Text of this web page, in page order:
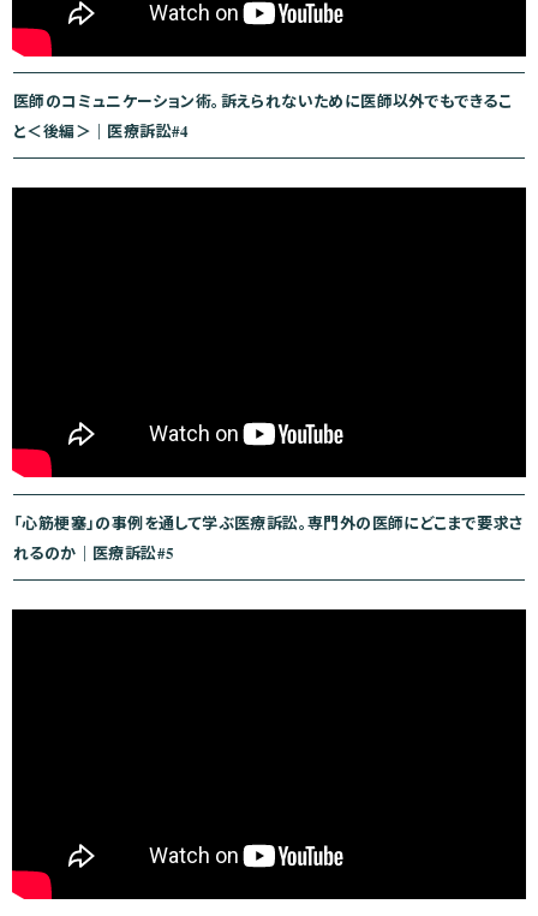
医師のコミュニケーション術。訴えられないために医師以外でもできるこ
と＜後編＞｜医療訴訟#4
「心筋梗塞」の事例を通して学ぶ医療訴訟。専門外の医師にどこまで要求さ
れるのか｜医療訴訟#5